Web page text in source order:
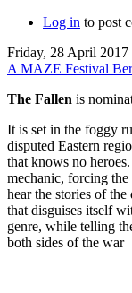
Log in to post
Friday, 28 April 2017
A MAZE Festival
The Fallen is
It is set in the foggy
disputed Eastern
that knows no
mechanic, forcing
hear the stories of
that disguises itself
genre, while telling
both sides of the war